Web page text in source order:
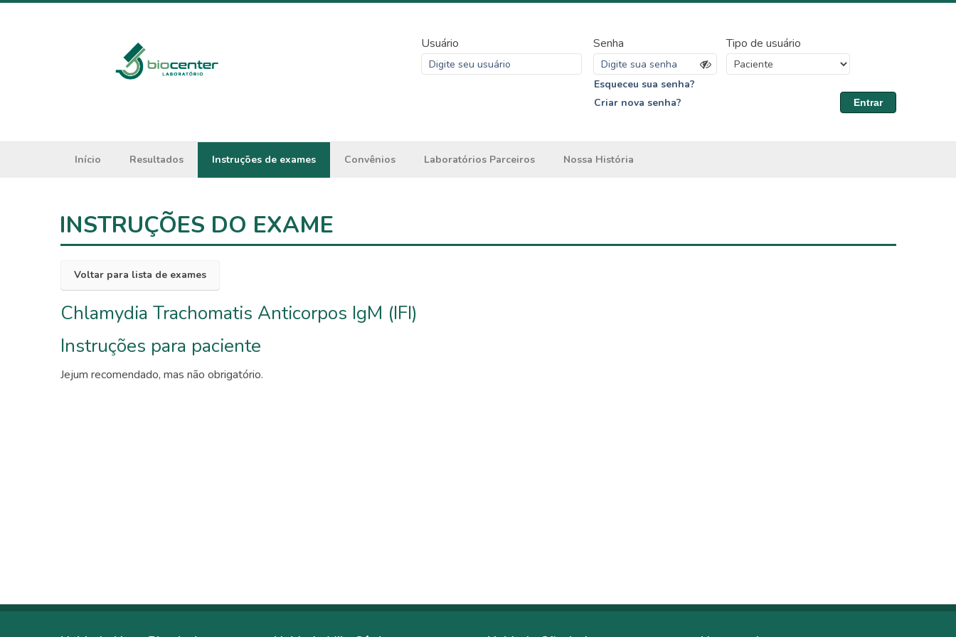
Usuário Senha
Esqueceu sua senha?
Criar nova senha?
Tipo de usuário
Entrar
Início Resultados Instruções de exames Convênios Laboratórios Parceiros Nossa História
INSTRUÇÕES DO EXAME
Voltar para lista de exames
Chlamydia Trachomatis Anticorpos IgM (IFI)
Instruções para paciente
Jejum recomendado, mas não obrigatório.